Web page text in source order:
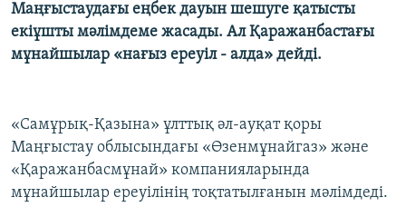
Маңғыстаудағы еңбек дауын шешуге қатысты
екіұшты мәлімдеме жасады. Ал Қаражанбастағы
мұнайшылар «нағыз ереуіл - алда» дейді.
«Самұрық-Қазына» ұлттық әл-ауқат қоры
Маңғыстау облысындағы «Өзенмұнайгаз» және
«Қаражанбасмұнай» компанияларында
мұнайшылар ереуілінің тоқтатылғанын мәлімдеді.